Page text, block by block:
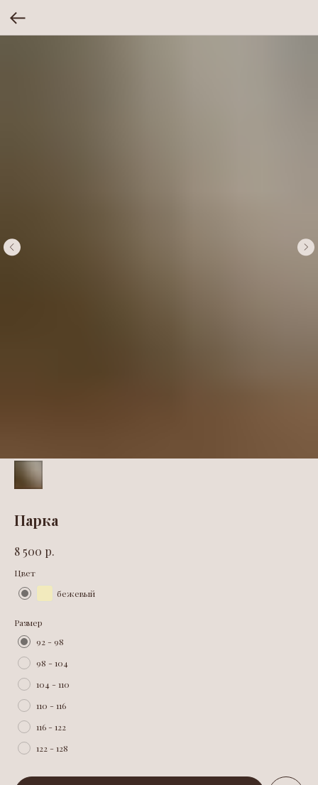
Парка
8 500 р.
Цвет
бежевый
Размер
92 - 98
98 - 104
104 - 110
110 - 116
116 - 122
122 - 128